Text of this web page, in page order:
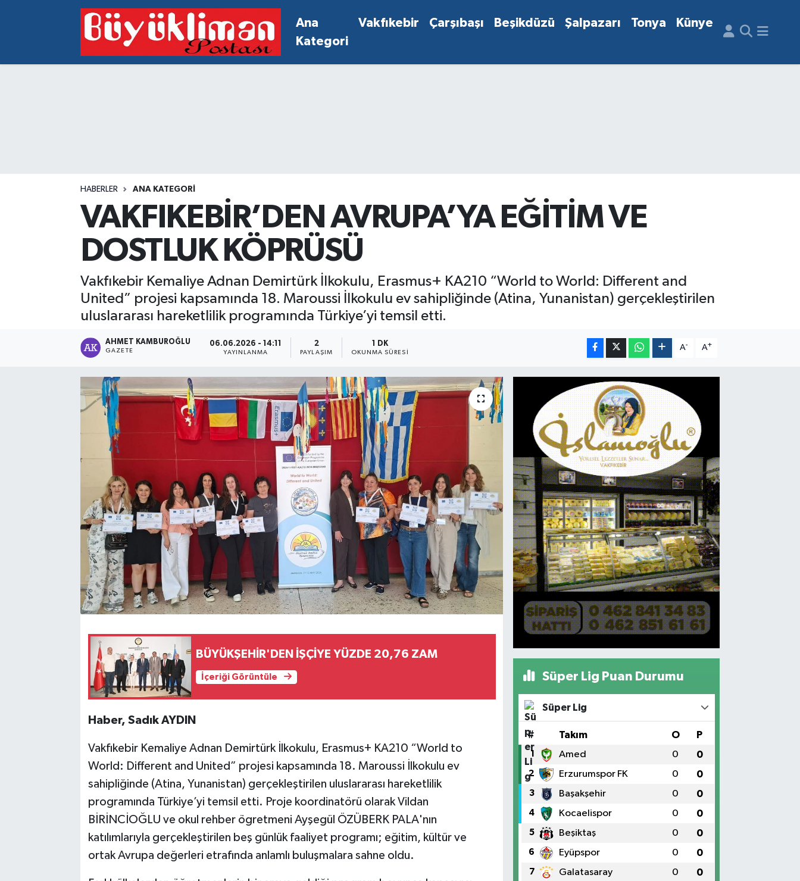
Ana
Kategori
Vakfıkebir Çarşıbaşı Beşikdüzü Şalpazarı Tonya Künye
HABERLER ANA KATEGORI
VAKFIKEBİR’DEN AVRUPA’YA EĞİTİM VE
DOSTLUK KÖPRÜSÜ
Vakfıkebir Kemaliye Adnan Demirtürk İlkokulu, Erasmus+ KA210 “World to World: Different and
United” projesi kapsamında 18. Maroussi İlkokulu ev sahipliğinde (Atina, Yunanistan) gerçekleştirilen
uluslararası hareketlilik programında Türkiye’yi temsil etti.
AHMET KAMBUROĞLU
GAZETE
06.06.2026 - 14:11
YAYINLANMA
2
PAYLAŞIM
1 DK
OKUNMA SÜRESI
A- A+
BÜYÜKŞEHİR'DEN İŞÇİYE YÜZDE 20,76 ZAM
İçeriği Görüntüle
Haber, Sadık AYDIN
Vakfıkebir Kemaliye Adnan Demirtürk İlkokulu, Erasmus+ KA210 “World to
World: Different and United” projesi kapsamında 18. Maroussi İlkokulu ev
sahipliğinde (Atina, Yunanistan) gerçekleştirilen uluslararası hareketlilik
programında Türkiye’yi temsil etti. Proje koordinatörü olarak Vildan
BİRİNCİOĞLU ve okul rehber ögretmeni Ayşegül ÖZÜBERK PALA'nın
katılımlarıyla gerçekleştirilen beş günlük faaliyet programı; eğitim, kültür ve
ortak Avrupa değerleri etrafında anlamlı buluşmalara sahne oldu.
Süper Lig Puan Durumu
Süper Lig
# Takım O P
1 Amed 0 0
2 Erzurumspor FK 0 0
3 Başakşehir 0 0
4 Kocaelispor 0 0
5 Beşiktaş 0 0
6 Eyüpspor 0 0
7 Galatasaray 0 0
Vakfıkebir Hava Durumu